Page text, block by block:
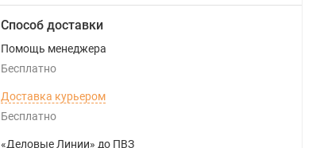
Способ доставки
Помощь менеджера
Бесплатно
Доставка курьером
Бесплатно
«Деловые Линии» до ПВЗ